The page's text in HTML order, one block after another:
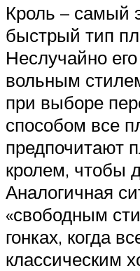
Кроль – самый
быстрый тип
Неслучайно
вольным
при выборе
способом все
предпочитают
кролем, чтобы
Аналогичная
«свободным
гонках, когда
классическим